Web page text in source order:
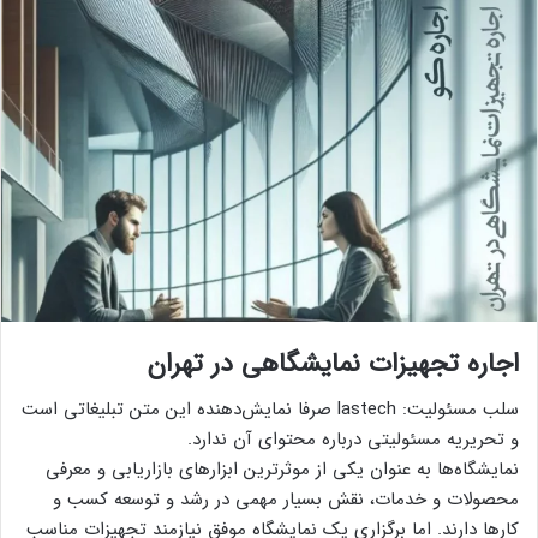
اجاره تجهیزات نمایشگاهی در تهران
سلب مسئولیت: lastech صرفا نمایش‌دهنده این متن تبلیغاتی است
و تحریریه مسئولیتی درباره محتوای آن ندارد.
نمایشگاه‌ها به عنوان یکی از موثرترین ابزارهای بازاریابی و معرفی
محصولات و خدمات، نقش بسیار مهمی در رشد و توسعه کسب و
کارها دارند. اما برگزاری یک نمایشگاه موفق نیازمند تجهیزات مناسب